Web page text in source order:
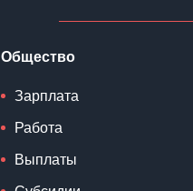
Общество
Зарплата
Работа
Выплаты